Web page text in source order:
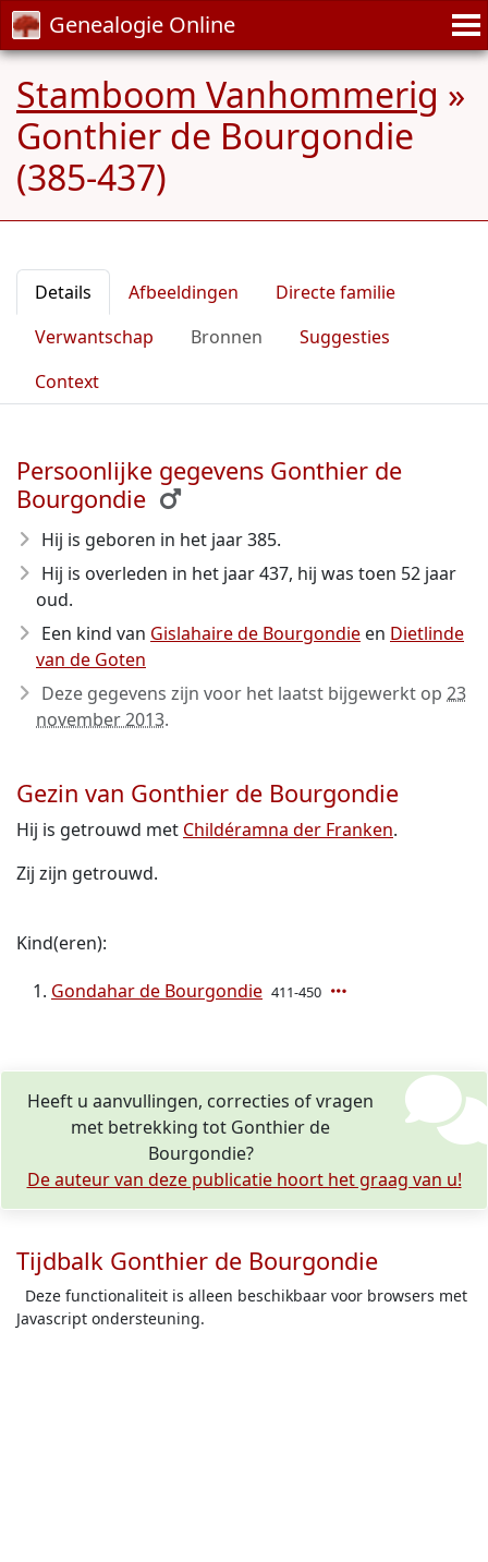
Genealogie Online
Stamboom Vanhommerig »
Gonthier de Bourgondie
(385-437)
Details Afbeeldingen
Directe familie
Verwantschap
Bronnen
Suggesties
Context
Persoonlijke gegevens Gonthier de
Bourgondie
Hij is geboren in het jaar 385.
Hij is overleden in het jaar 437, hij was toen 52 jaar
oud.
Een kind van Gislahaire de Bourgondie en Dietlinde
van de Goten
Deze gegevens zijn voor het laatst bijgewerkt op 23
november 2013.
Gezin van Gonthier de Bourgondie
Hij is getrouwd met Childéramna der Franken.
Zij zijn getrouwd.
Kind(eren):
Gondahar de Bourgondie 411-450
Heeft u aanvullingen, correcties of vragen
met betrekking tot Gonthier de
Bourgondie?
De auteur van deze publicatie hoort het graag van u!
Tijdbalk Gonthier de Bourgondie
Deze functionaliteit is alleen beschikbaar voor browsers met
Javascript ondersteuning.